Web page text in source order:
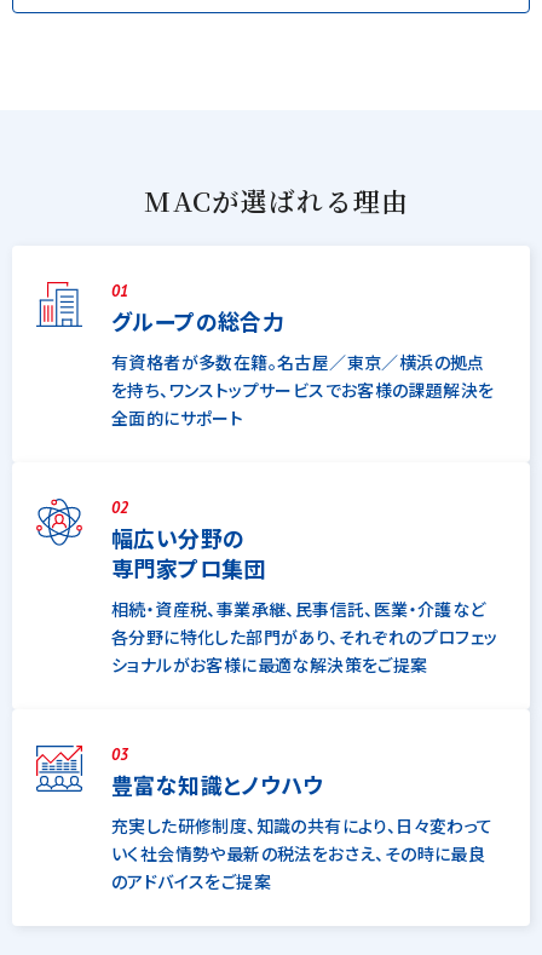
MACが選ばれる理由
01
グループの総合力
有資格者が多数在籍。名古屋／東京／横浜の拠点
を持ち、ワンストップサービスでお客様の課題解決を
全面的にサポート
02
幅広い分野の
専門家プロ集団
相続・資産税、事業承継、民事信託、医業・介護など
各分野に特化した部門があり、それぞれのプロフェッ
ショナルがお客様に最適な解決策をご提案
03
豊富な知識とノウハウ
充実した研修制度、知識の共有により、日々変わって
いく社会情勢や最新の税法をおさえ、その時に最良
のアドバイスをご提案